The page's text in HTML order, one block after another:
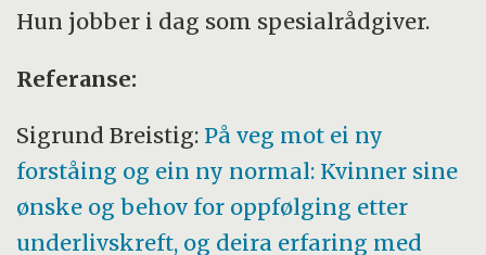
Hun jobber i dag som spesialrådgiver.
Referanse:
Sigrund Breistig: På veg mot ei ny
forståing og ein ny normal: Kvinner sine
ønske og behov for oppfølging etter
underlivskreft, og deira erfaring med